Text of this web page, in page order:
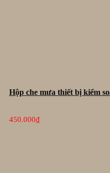
Hộp che mưa thiết bị kiểm
450.000₫